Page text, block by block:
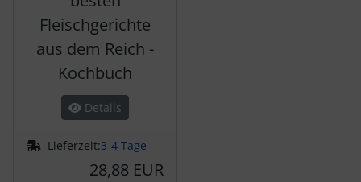
Fleischgerichte
aus dem Reich -
Kochbuch
Details
Lieferzeit:3-4 Tage
28,88 EUR